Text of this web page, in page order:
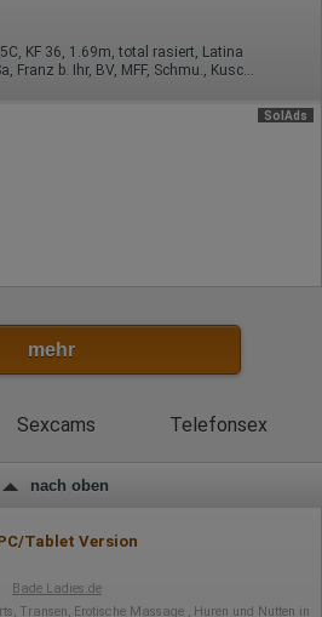
KF 36, 1.69m, total rasiert, Latina
SolAds
mehr
Sexcams Telefonsex
nach oben
Tablet Version
Bade Ladies.de
, Transen, Erotische Massage , Huren und Nutten in